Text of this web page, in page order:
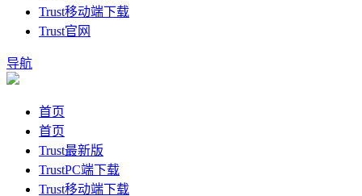
Trust移动端下载
Trust官网
导航
首页
首页
Trust最新版
TrustPC端下载
Trust移动端下载